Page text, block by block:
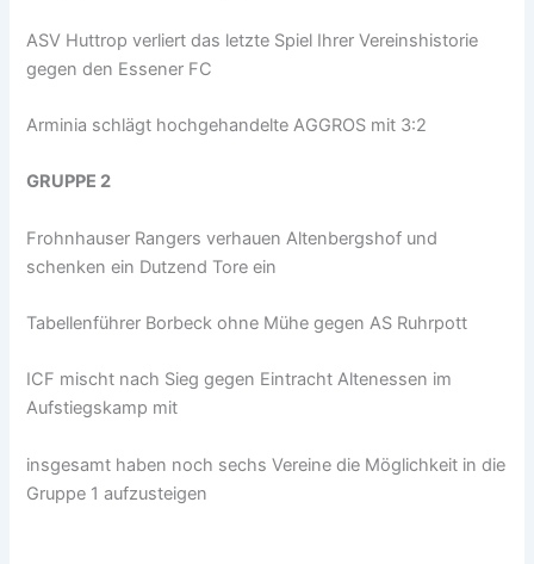
ASV Huttrop verliert das letzte Spiel Ihrer Vereinshistorie
gegen den Essener FC
Arminia schlägt hochgehandelte AGGROS mit 3:2
GRUPPE 2
Frohnhauser Rangers verhauen Altenbergshof und
schenken ein Dutzend Tore ein
Tabellenführer Borbeck ohne Mühe gegen AS Ruhrpott
ICF mischt nach Sieg gegen Eintracht Altenessen im
Aufstiegskamp mit
insgesamt haben noch sechs Vereine die Möglichkeit in die
Gruppe 1 aufzusteigen